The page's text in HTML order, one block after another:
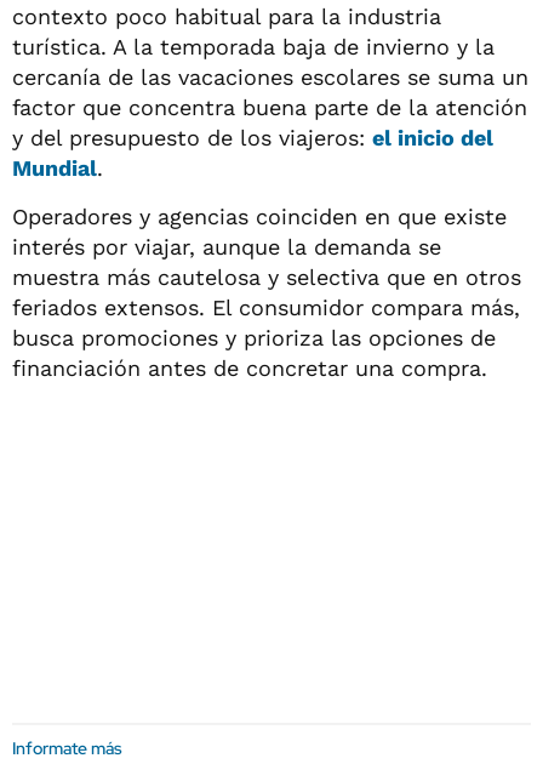
contexto poco habitual para la industria
turística. A la temporada baja de invierno y la
cercanía de las vacaciones escolares se suma un
factor que concentra buena parte de la atención
y del presupuesto de los viajeros: el inicio del
Mundial.
Operadores y agencias coinciden en que existe
interés por viajar, aunque la demanda se
muestra más cautelosa y selectiva que en otros
feriados extensos. El consumidor compara más,
busca promociones y prioriza las opciones de
financiación antes de concretar una compra.
Informate más